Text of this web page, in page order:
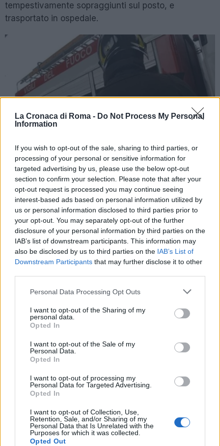
La Cronaca di Roma - Do Not Process My Personal
Information
If you wish to opt-out of the sale, sharing to third parties, or
processing of your personal or sensitive information for
targeted advertising by us, please use the below opt-out
section to confirm your selection. Please note that after your
opt-out request is processed you may continue seeing
interest-based ads based on personal information utilized by
us or personal information disclosed to third parties prior to
your opt-out. You may separately opt-out of the further
disclosure of your personal information by third parties on the
IAB’s list of downstream participants. This information may
also be disclosed by us to third parties on the IAB’s List of
Downstream Participants that may further disclose it to other
Please note that this website/app uses one or more Google
not limited to your visit or usage behaviour. You may click to
grant or deny consent to Google and its third-party tags to
use your data for below specified purposes in below Google
consent section.
Personal Data Processing Opt Outs
I want to opt-out of the Sharing of my
personal data.
Opted In
I want to opt-out of the Sale of my
Personal Data.
Opted In
I want to opt-out of processing my
Personal Data for Targeted Advertising.
Opted In
I want to opt-out of Collection, Use,
Retention, Sale, and/or Sharing of my
Personal Data that Is Unrelated with the
Purposes for which it was collected.
Opted Out
tempestivamente sopraggiunti sul posto, e
trasportato in ospedale.
POTREBBE INTERESSARTI
Fiumicino, squalo attacca un
pescatore: attimi di terrore sul
lungomare romano
5 anni fa
UFFICIALE: il Lazio torna in zona
decreto legge anti-Covid
Scontro autobus taxi, dinamica da
chiarire
L’uomo, stando a quanto si apprende, non sarebbe in
pericolo di vita.Attimi di paura tra i passeggeri
dell’autobus
Sul posto, inoltre, gli agenti della polizia locale per i
rilievi del caso. Allo stato attuale rimane da chiarire
la dinamica dell’incidente.